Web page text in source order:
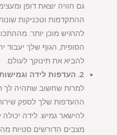
גם חוויה יוצאת דופן
ההתקדמות וטכניקות
להרגיש מוכן יותר.
הסופית, הגוף שלך יעבוד
להביא את תינוקך לעולם.
2. העדפות לידה וגמישות:
למרות שחשוב שתהיה לך
ההעדפות שלך לספק
להישאר גמיש. לידה יכולה
מצבים הדורשים סטיות